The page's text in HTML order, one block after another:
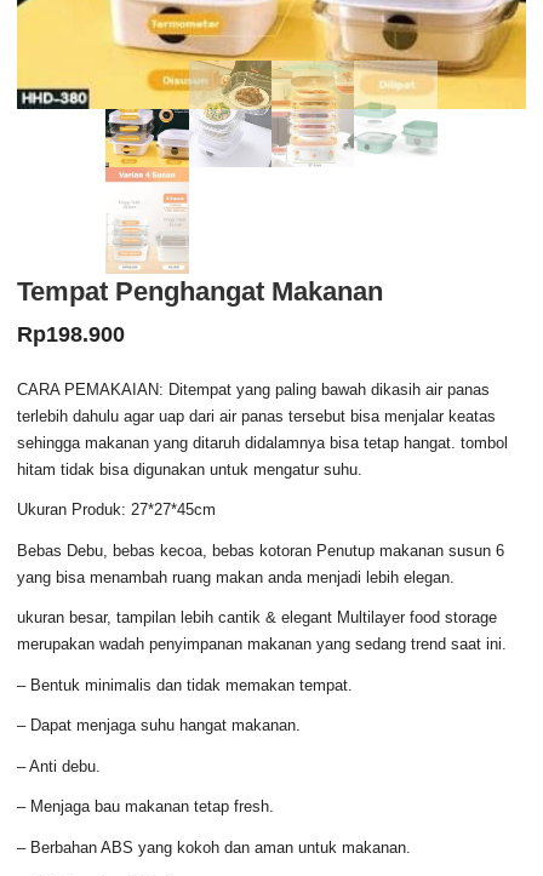
Tempat Penghangat Makanan
Rp198.900
CARA PEMAKAIAN: Ditempat yang paling bawah dikasih air panas
terlebih dahulu agar uap dari air panas tersebut bisa menjalar keatas
sehingga makanan yang ditaruh didalamnya bisa tetap hangat. tombol
hitam tidak bisa digunakan untuk mengatur suhu.
Ukuran Produk: 27*27*45cm
Bebas Debu, bebas kecoa, bebas kotoran Penutup makanan susun 6
yang bisa menambah ruang makan anda menjadi lebih elegan.
ukuran besar, tampilan lebih cantik & elegant Multilayer food storage
merupakan wadah penyimpanan makanan yang sedang trend saat ini.
– Bentuk minimalis dan tidak memakan tempat.
– Dapat menjaga suhu hangat makanan.
– Anti debu.
– Menjaga bau makanan tetap fresh.
– Berbahan ABS yang kokoh dan aman untuk makanan.